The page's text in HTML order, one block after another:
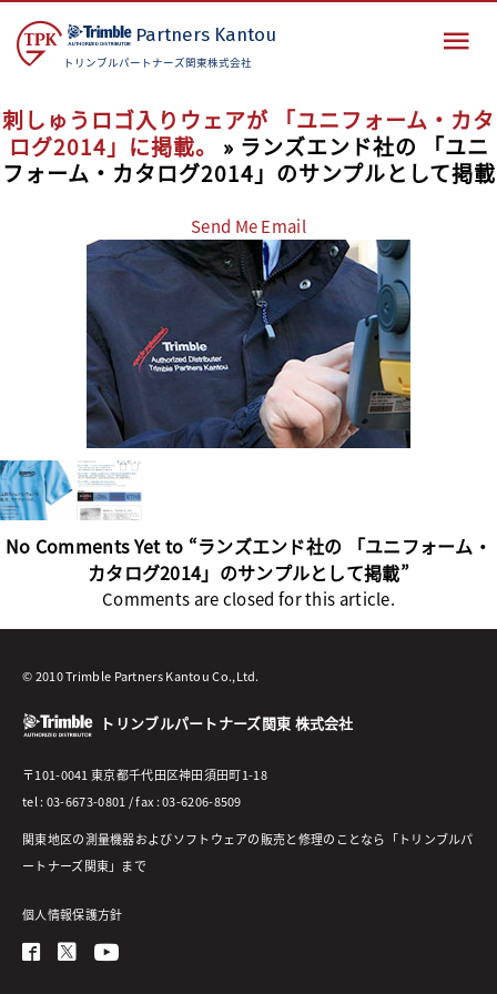
Partners Kantou
トリンブルパートナーズ関東株式会社
刺しゅうロゴ入りウェアが 「ユニフォーム・カタ
ログ2014」に掲載。
» ランズエンド社の 「ユニ
フォーム・カタログ2014」のサンプルとして掲載
Send Me Email
No Comments Yet to “ランズエンド社の 「ユニフォーム・
カタログ2014」のサンプルとして掲載”
Comments are closed for this article.
© 2010 Trimble Partners Kantou Co.,Ltd.
トリンブルパートナーズ関東 株式会社
〒101-0041 東京都千代田区神田須田町1-18
tel : 03-6673-0801 / fax : 03-6206-8509
関東地区の測量機器およびソフトウェアの販売と修理のことなら「トリンブルパ
ートナーズ関東」まで
個人情報保護方針